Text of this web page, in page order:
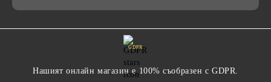
GDPR
Нашият онлайн магазин е 100% съобразен с GDPR.